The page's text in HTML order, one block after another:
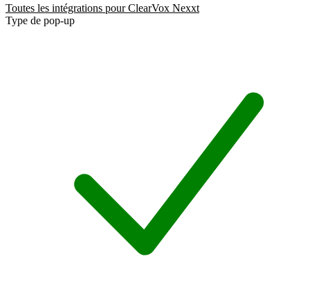
Toutes les intégrations pour ClearVox Nexxt
Type de pop-up